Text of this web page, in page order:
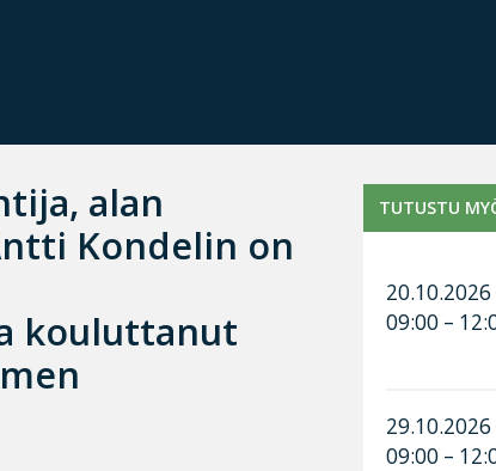
alan
Kondelin on
kouluttanut
TUTUSTU
20.10.2026
09:00 –
29.10.2026
09:00 –